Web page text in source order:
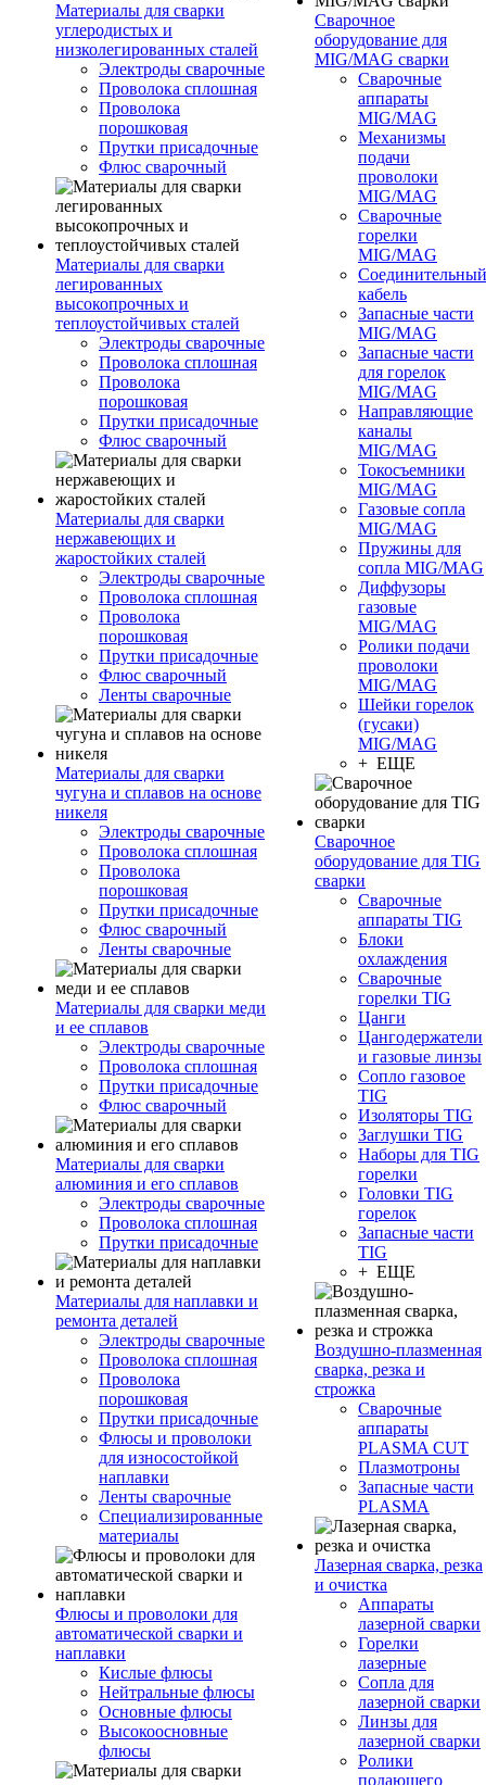
Материалы для сварки
углеродистых и
низколегированных сталей
Электроды сварочные
Проволока сплошная
Проволока
порошковая
Прутки присадочные
Флюс сварочный
Материалы для сварки
легированных
высокопрочных и
теплоустойчивых сталей
Электроды сварочные
Проволока сплошная
Проволока
порошковая
Прутки присадочные
Флюс сварочный
Материалы для сварки
нержавеющих и
жаростойких сталей
Электроды сварочные
Проволока сплошная
Проволока
порошковая
Прутки присадочные
Флюс сварочный
Ленты сварочные
Материалы для сварки
чугуна и сплавов на основе
никеля
Электроды сварочные
Проволока сплошная
Проволока
порошковая
Прутки присадочные
Флюс сварочный
Ленты сварочные
Материалы для сварки меди
и ее сплавов
Электроды сварочные
Проволока сплошная
Прутки присадочные
Флюс сварочный
Материалы для сварки
алюминия и его сплавов
Электроды сварочные
Проволока сплошная
Прутки присадочные
Материалы для наплавки и
ремонта деталей
Электроды сварочные
Проволока сплошная
Проволока
порошковая
Прутки присадочные
Флюсы и проволоки
для износостойкой
наплавки
Ленты сварочные
Специализированные
материалы
Флюсы и проволоки для
автоматической сварки и
наплавки
Кислые флюсы
Нейтральные флюсы
Основные флюсы
Высокоосновные
флюсы
Сварочное
оборудование для
MIG/MAG сварки
Сварочные
аппараты
MIG/MAG
Механизмы
подачи
проволоки
MIG/MAG
Сварочные
горелки
MIG/MAG
Соединительный
кабель
Запасные части
MIG/MAG
Запасные части
для горелок
MIG/MAG
Направляющие
каналы
MIG/MAG
Токосъемники
MIG/MAG
Газовые сопла
MIG/MAG
Пружины для
сопла MIG/MAG
Диффузоры
газовые
MIG/MAG
Ролики подачи
проволоки
MIG/MAG
Шейки горелок
(гусаки)
MIG/MAG
+ ЕЩЕ
Сварочное
оборудование для TIG
сварки
Сварочные
аппараты TIG
Блоки
охлаждения
Сварочные
горелки TIG
Цанги
Цангодержатели
и газовые линзы
Сопло газовое
TIG
Изоляторы TIG
Заглушки TIG
Наборы для TIG
горелки
Головки TIG
горелок
Запасные части
TIG
+ ЕЩЕ
Воздушно-плазменная
сварка, резка и
строжка
Сварочные
аппараты
PLASMA CUT
Плазмотроны
Запасные части
PLASMA
Лазерная сварка, резка
и очистка
Аппараты
лазерной сварки
Горелки
лазерные
Сопла для
лазерной сварки
Линзы для
лазерной сварки
Ролики
подающего